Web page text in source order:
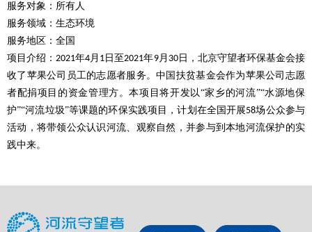
服务对象：所有人
服务领域：生态环境
服务地区：全国
项目介绍：2021年4月 1 日至2021年9月 30日，北京守望者环保基金会接
收了苹果公司员工的志愿者服务。中国扶贫基金会作为苹果公司志愿
者配捐项目的资金管理方。本项目将开发以“家乡的河流”“水源地保
护”“河流垃圾”等课题的环保实践项目，计划在全国开展58场公众参与
活动，将带领公众认识河流、观察自然，并参与到本地河流保护的实
践中来。